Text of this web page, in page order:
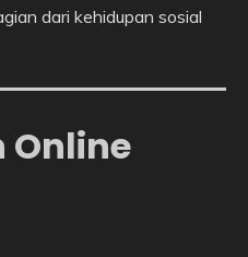
dari kehidupan sosial
Online